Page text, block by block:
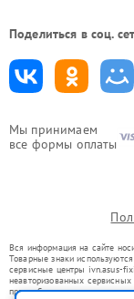
Мы принимаем
все формы оплаты
Поделиться в соц.
Вся информация на сайте
Товарные знаки
сервисные центры ivn.asus-
неавторизованных
правообладателями